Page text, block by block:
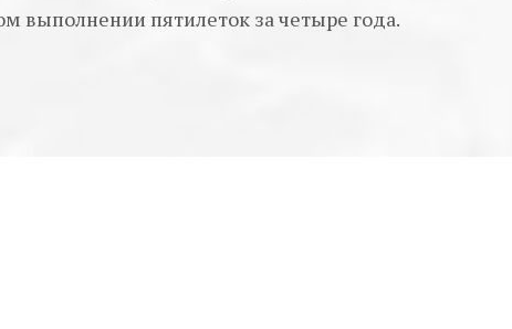
выполнении пятилеток за четыре года.